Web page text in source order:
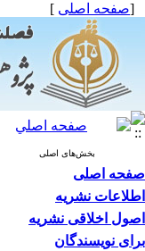
[صفحه اصلی ]
بخش‌های اصلی
صفحه اصلی
اطلاعات نشریه
اصول اخلاقی نشریه
برای نویسندگان